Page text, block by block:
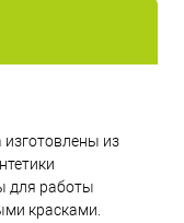
из
для работы
красками.